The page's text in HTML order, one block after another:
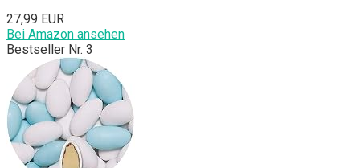
27,99 EUR
Bei Amazon ansehen
Bestseller Nr. 3